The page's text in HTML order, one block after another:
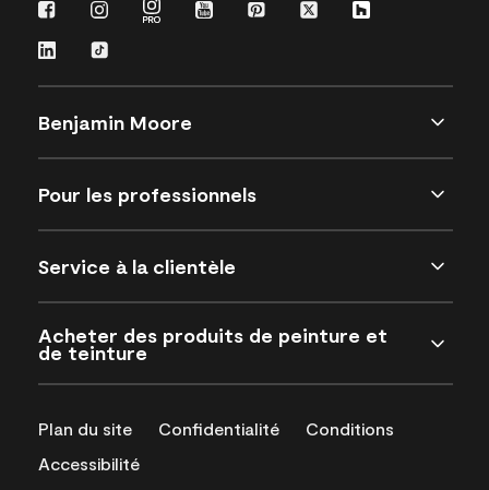
Benjamin Moore
Pour les professionnels
Service à la clientèle
Acheter des produits de peinture et
de teinture
Plan du site Confidentialité
Conditions
Accessibilité